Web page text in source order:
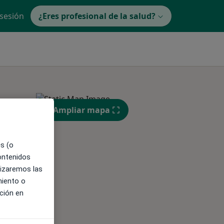
¿Eres profesional de la salud?
Ampliar mapa
(o
las
o
en